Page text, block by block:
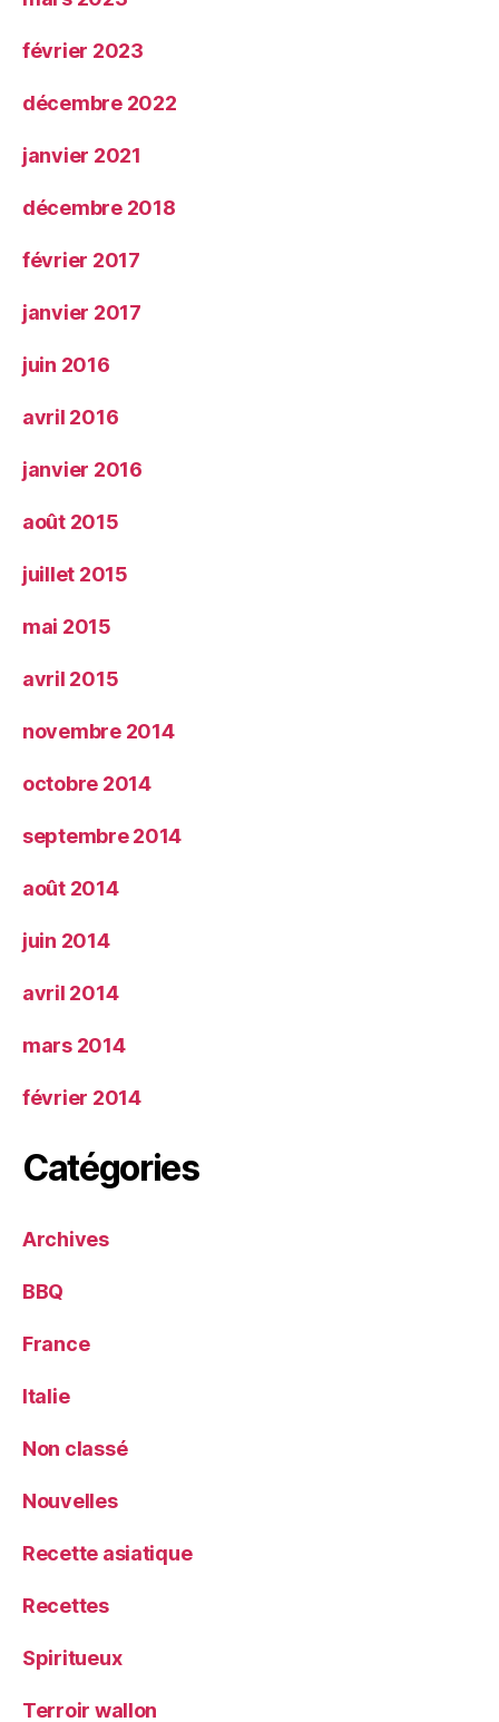
février 2023
décembre 2022
janvier 2021
décembre 2018
février 2017
janvier 2017
juin 2016
avril 2016
janvier 2016
août 2015
juillet 2015
mai 2015
avril 2015
novembre 2014
octobre 2014
septembre 2014
août 2014
juin 2014
avril 2014
mars 2014
février 2014
Catégories
Archives
BBQ
France
Italie
Non classé
Nouvelles
Recette asiatique
Recettes
Spiritueux
Terroir wallon